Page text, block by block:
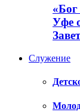
«Бог
Уфе
Служение